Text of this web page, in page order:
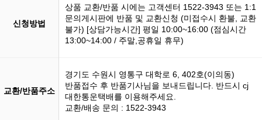
신청방법
상품 교환/반품 시에는 고객센터 1522-3943 또는 1:1
문의게시판에 반품 및 교환신청 (미접수시 환불, 교환
불가) [상담가능시간] 평일 10:00~16:00 (점심시간
13:00~14:00 / 주말,공휴일 휴무)
교환/반품주소
경기도 수원시 영통구 대학로 6, 402호(이의동)
반품접수 후 반품기사님을 보내드립니다. 반드시 cj
대한통운택배를 이용해주세요.
교환/배송 문의 : 1522-3943